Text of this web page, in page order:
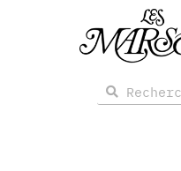
Rechercher
Rechercher